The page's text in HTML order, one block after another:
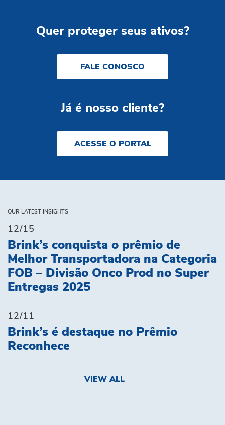
Quer proteger seus ativos?
FALE CONOSCO
Já é nosso cliente?
ACESSE O PORTAL
OUR LATEST INSIGHTS
12/15
Brink’s conquista o prêmio de
Melhor Transportadora na Categoria
FOB – Divisão Onco Prod no Super
Entregas 2025
12/11
Brink’s é destaque no Prêmio
Reconhece
VIEW ALL